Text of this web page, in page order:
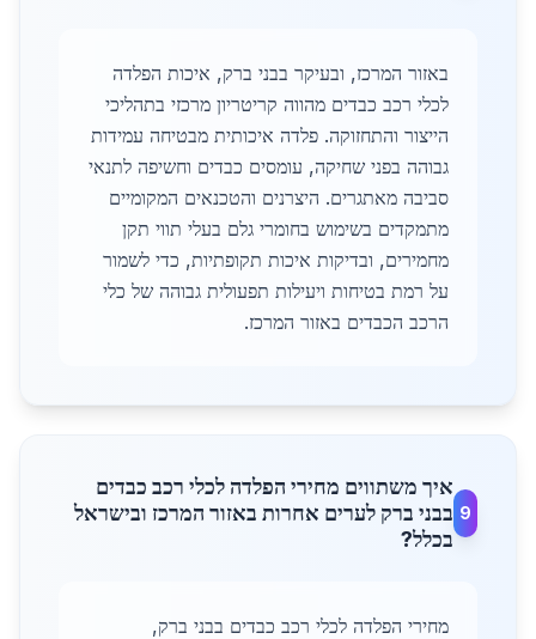
באזור המרכז, ובעיקר בבני ברק, איכות הפלדה
לכלי רכב כבדים מהווה קריטריון מרכזי בתהליכי
הייצור והתחזוקה. פלדה איכותית מבטיחה עמידות
גבוהה בפני שחיקה, עומסים כבדים וחשיפה לתנאי
סביבה מאתגרים. היצרנים והטכנאים המקומיים
מתמקדים בשימוש בחומרי גלם בעלי תווי תקן
מחמירים, ובדיקות איכות תקופתיות, כדי לשמור
על רמת בטיחות ויעילות תפעולית גבוהה של כלי
הרכב הכבדים באזור המרכז.
9
איך משתווים מחירי הפלדה לכלי רכב כבדים
בבני ברק לערים אחרות באזור המרכז ובישראל
בכלל?
מחירי הפלדה לכלי רכב כבדים בבני ברק,